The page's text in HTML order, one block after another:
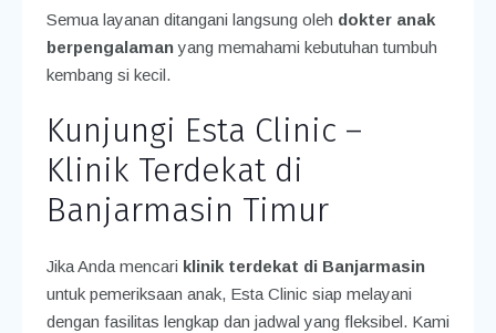
Semua layanan ditangani langsung oleh dokter anak
berpengalamanyang memahami kebutuhan tumbuh
kembang si kecil.
Kunjungi Esta Clinic –
Klinik Terdekat di
Banjarmasin Timur
Jika Anda mencari klinik terdekat di Banjarmasin
untuk pemeriksaan anak, Esta Clinic siap melayani
dengan fasilitas lengkap dan jadwal yang fleksibel. Kami